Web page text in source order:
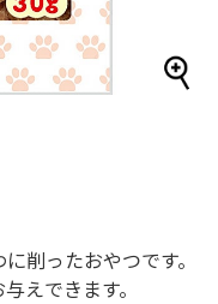
削ったおやつです。
えできます。